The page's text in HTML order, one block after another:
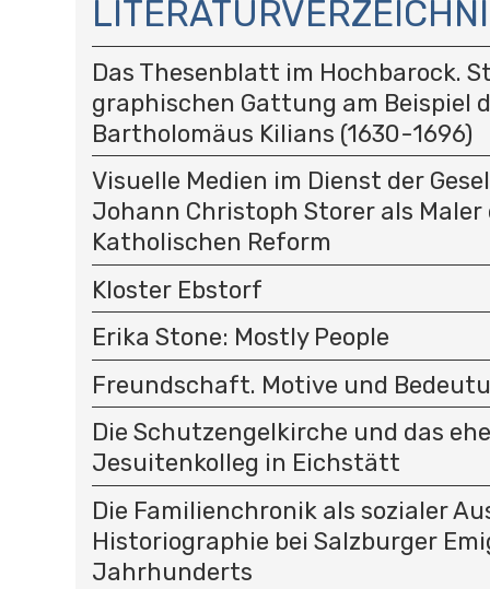
V
I
G
A
T
I
O
N
Das Thesenblatt im Hochbarock.
graphischen Gattung am Beispiel
Bartholomäus Kilians (1630-1696)
Visuelle Medien im Dienst der
Johann Christoph Storer als Maler
Katholischen Reform
Kloster Ebstorf
Erika Stone: Mostly People
Freundschaft. Motive und
Die Schutzengelkirche und das
Jesuitenkolleg in Eichstätt
Die Familienchronik als sozialer
Historiographie bei Salzburger
Jahrhunderts